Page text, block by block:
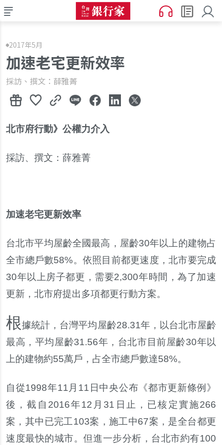
2017年5月
加速老宅更新效率
採訪、撰文：薛雅菁
北市府行動》 公權力介入
採訪、 撰文 ： 薛雅菁
加速老宅更新效率
台北市平均屋齡全國最高 ， 屋齡30年以上的建物占
全市總戶數58%。 依照目前都更速度 ， 北市要完成
30年以上房子都更 ， 需要2,300年時間 ，為了加速
更新 ， 北市府提出多項都更行動方案。
根據統計 ， 台灣平均屋齡28.31年， 以台北市屋齡
最高 ， 平均屋齡31.56年 ， 台北市目前屋齡30年以
上的建物約55萬戶 ， 占全市總戶數達58%。
自從1998年11 月 11 日中央公布 《都市更新條例 》
後 ，截自 2016年12 月 31 日止 ， 已核定實施266
案 ， 其中已完工103案 ，施工中67案 ， 是全台都更
速度最快的城市。但進一步分析 ， 台北市約有100